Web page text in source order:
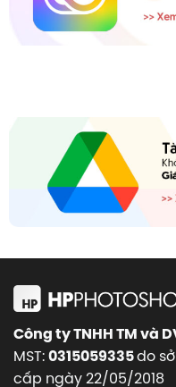
Công ty TNHH TM và
MST:0315059335do
cấp ngày 22/05/2018